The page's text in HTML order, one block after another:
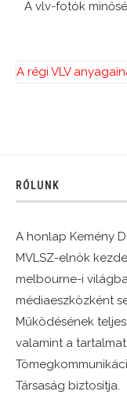
A vlv-fotók
A régi VLV
RÓLUNK
A honlap Kemény
MVLSZ-elnök
melbourne-i
médiaeszközként
Működésének
valamint a
Társaság biztosítja.